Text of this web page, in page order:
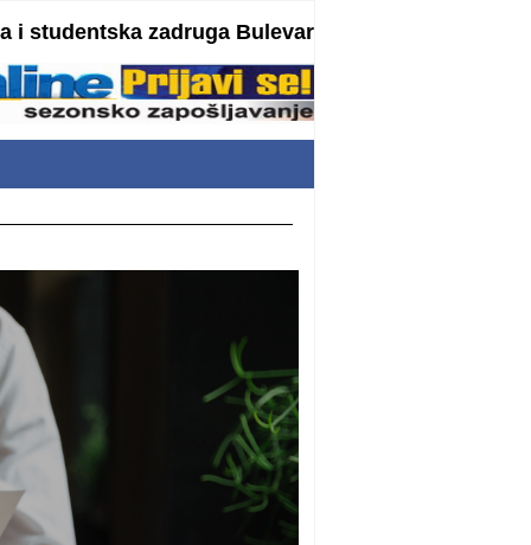
i studentska zadruga Bulevar